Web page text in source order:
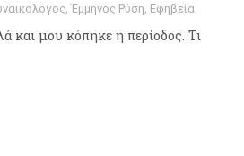
,Έμμηνος Ρύση Εφηβεία
και μου κόπηκε η περίοδος. Τι